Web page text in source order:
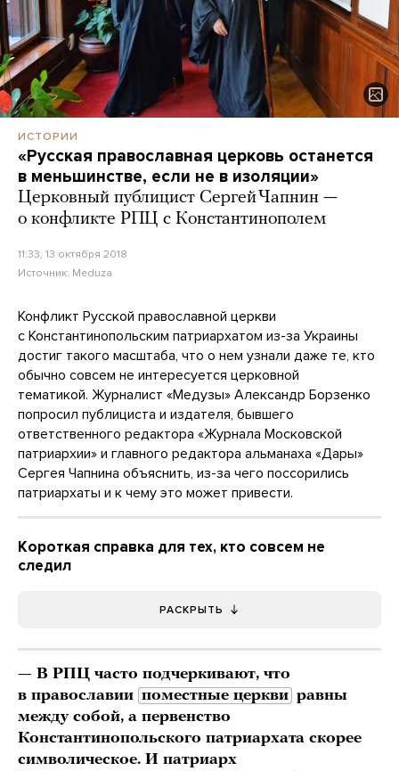
ИСТОРИИ
«Русская православная церковь останется
в меньшинстве, если не в изоляции»
Церковный публицист Сергей Чапнин —
о конфликте РПЦ с Константинополем
11:33, 13 октября 2018
Источник: Meduza
Конфликт Русской православной церкви
с Константинопольским патриархатом из-за Украины
достиг такого масштаба, что о нем узнали даже те, кто
обычно совсем не интересуется церковной
тематикой. Журналист «Медузы» Александр Борзенко
попросил публициста и издателя, бывшего
ответственного редактора «Журнала Московской
патриархии» и главного редактора альманаха «Дары»
Сергея Чапнина объяснить, из-за чего поссорились
патриархаты и к чему это может привести.
Короткая справка для тех, кто совсем не
следил
РАСКРЫТЬ
— В РПЦ часто подчеркивают, что
в православии поместные церкви равны
между собой, а первенство
Константинопольского патриархата скорее
символическое. И патриарх